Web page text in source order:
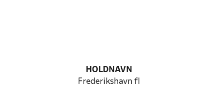
HOLDNAVN
Frederikshavn fI